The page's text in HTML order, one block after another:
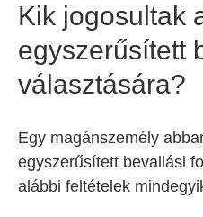
Kik jogosultak
egyszerűsített
választására?
Egy magánszemély
egyszerűsített bevallási
alábbi feltételek